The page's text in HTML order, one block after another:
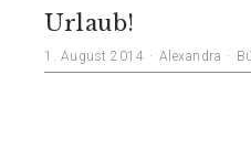
Urlaub!
1. August 2014 Alexandra